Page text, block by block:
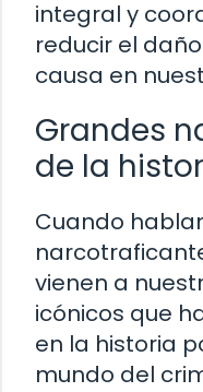
integral y
reducir el
causa en
Grandes
de la
Cuando
vienen a
icónicos que
en la historia
mundo del